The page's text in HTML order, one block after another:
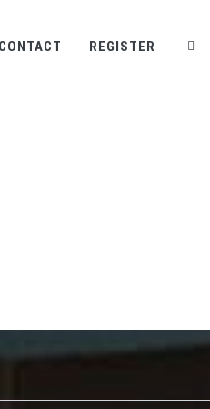
CONTACT REGISTER